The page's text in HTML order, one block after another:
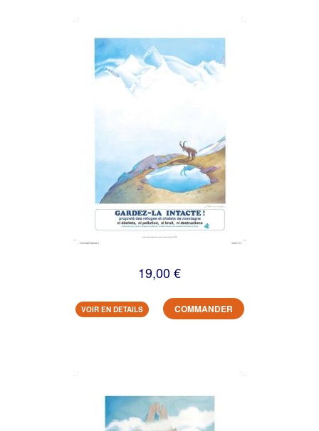
19,00 €
VOIR EN DETAILS COMMANDER